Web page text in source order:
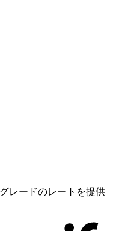
レードのレートを提供